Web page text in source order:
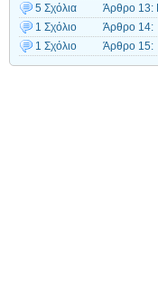
5 Σχόλια
Άρθρο 13:
1 Σχόλιο
Άρθρο 14:
1 Σχόλιο
Άρθρο 15: